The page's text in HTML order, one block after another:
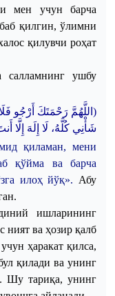
мен учун
барча
қилгин,ўлимни
қилувчи роҳат
салламнинг ушбу
(اللَّهُمَّ رَحْمَتَكَ أَرْجُو
شَأْنِي كُلَّهُ، لَا إِلَهَ إِلَّا
қиламан,мени
қўйма ва
барча
илоҳ йўқ». Абу
.
ишларининг
ният ва ҳозир қалб
учун ҳаракат қилса,
қилади ва унинг
.Шу тариқа,унинг